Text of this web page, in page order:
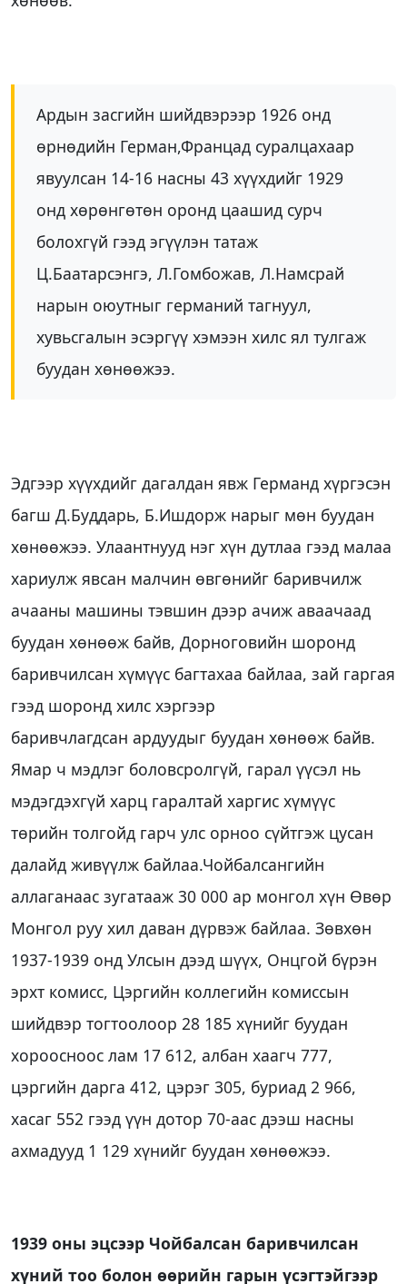
Ардын засгийн шийдвэрээр 1926 онд
өрнөдийн Герман,Францад суралцахаар
явуулсан 14-16 насны 43 хүүхдийг 1929
онд хөрөнгөтөн оронд цаашид сурч
болохгүй гээд эгүүлэн татаж
Ц.Баатарсэнгэ, Л.Гомбожав, Л.Намсрай
нарын оюутныг германий тагнуул,
хувьсгалын эсэргүү хэмээн хилс ял тулгаж
буудан хөнөөжээ.
Эдгээр хүүхдийг дагалдан явж Германд хүргэсэн
багш Д.Буддарь, Б.Ишдорж нарыг мөн буудан
хөнөөжээ. Улаантнууд нэг хүн дутлаа гээд малаа
хариулж явсан малчин өвгөнийг баривчилж
ачааны машины тэвшин дээр ачиж аваачаад
буудан хөнөөж байв, Дорноговийн шоронд
баривчилсан хүмүүс багтахаа байлаа, зай гаргая
гээд шоронд хилс хэргээр
баривчлагдсан ардуудыг буудан хөнөөж байв.
Ямар ч мэдлэг боловсролгүй, гарал үүсэл нь
мэдэгдэхгүй харц гаралтай харгис хүмүүс
төрийн толгойд гарч улс орноо сүйтгэж цусан
далайд живүүлж байлаа.Чойбалсангийн
аллаганаас зугатааж 30 000 ар монгол хүн Өвөр
Монгол руу хил даван дүрвэж байлаа. Зөвхөн
1937-1939 онд Улсын дээд шүүх, Онцгой бүрэн
эрхт комисс, Цэргийн коллегийн комиссын
шийдвэр тогтоолоор 28 185 хүнийг буудан
хороосноос лам 17 612, албан хаагч 777,
цэргийн дарга 412, цэрэг 305, буриад 2 966,
хасаг 552 гээд үүн дотор 70-аас дээш насны
ахмадууд 1 129 хүнийг буудан хөнөөжээ.
1939 оны эцсээр Чойбалсан баривчилсан
хүний тоо болон өөрийн гарын үсэгтэйгээр